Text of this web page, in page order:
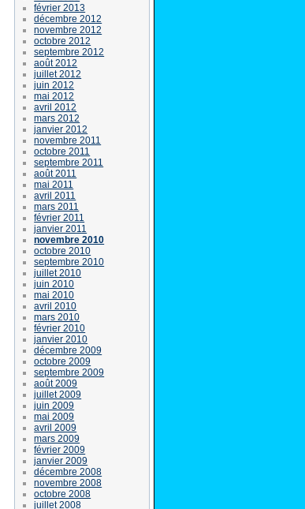
février 2013
décembre 2012
novembre 2012
octobre 2012
septembre 2012
août 2012
juillet 2012
juin 2012
mai 2012
avril 2012
mars 2012
janvier 2012
novembre 2011
octobre 2011
septembre 2011
août 2011
mai 2011
avril 2011
mars 2011
février 2011
janvier 2011
novembre 2010
octobre 2010
septembre 2010
juillet 2010
juin 2010
mai 2010
avril 2010
mars 2010
février 2010
janvier 2010
décembre 2009
octobre 2009
septembre 2009
août 2009
juillet 2009
juin 2009
mai 2009
avril 2009
mars 2009
février 2009
janvier 2009
décembre 2008
novembre 2008
octobre 2008
juillet 2008